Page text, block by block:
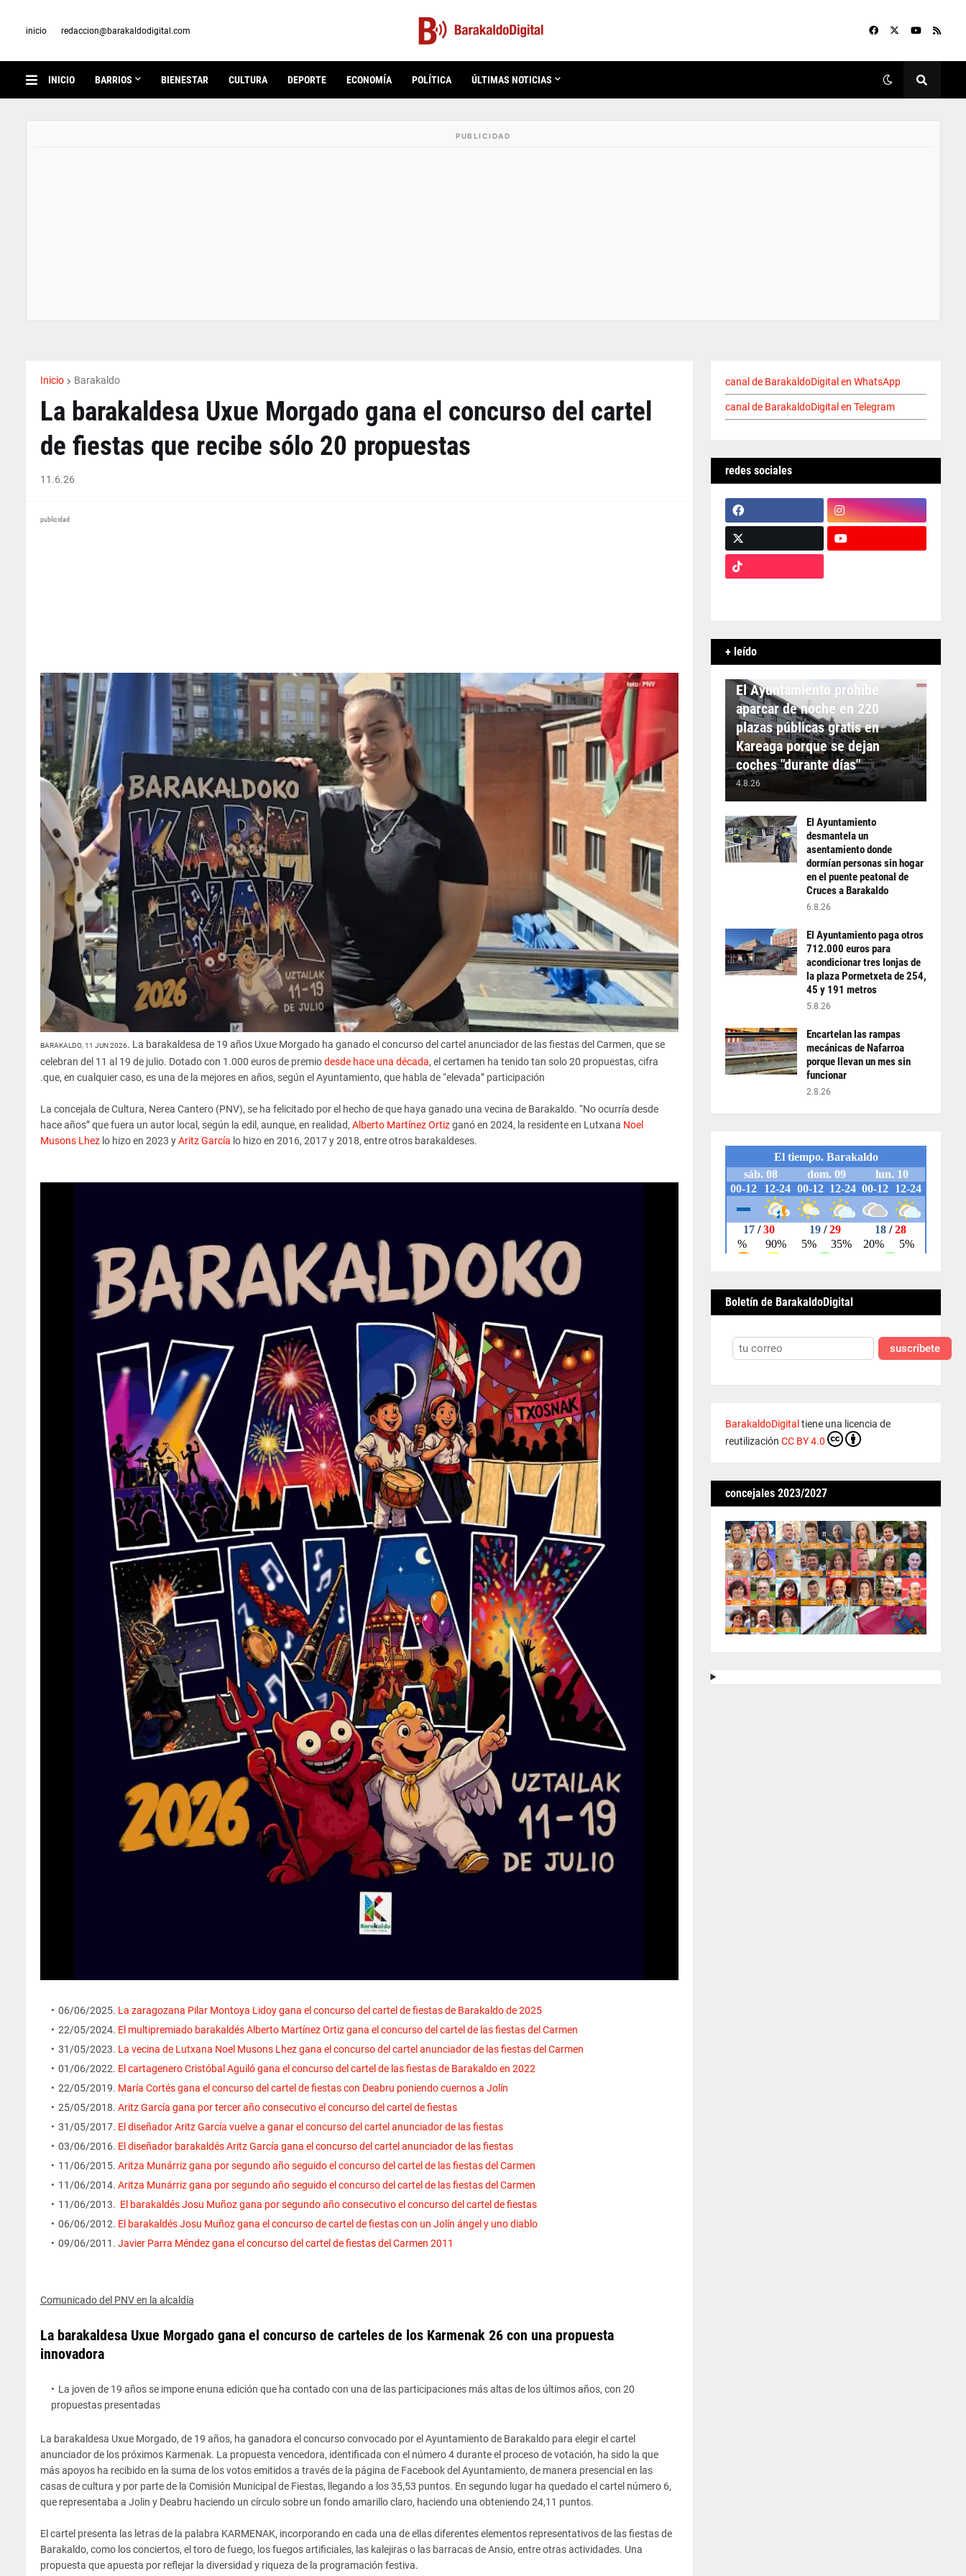
inicio redaccion@barakaldodigital.com
INICIO BARRIOS BIENESTAR CULTURA DEPORTE ECONOMÍA POLÍTICA ÚLTIMAS NOTICIAS
Inicio Barakaldo
La barakaldesa Uxue Morgado gana el concurso del cartel
de fiestas que recibe sólo 20 propuestas
11.6.26
publicidad
BARAKALDO, 11 JUN 2026. La barakaldesa de 19 años Uxue Morgado ha ganado el concurso del cartel anunciador de las fiestas del Carmen, que se
celebran del 11 al 19 de julio. Dotado con 1.000 euros de premiodesde hace una década, el certamen ha tenido tan solo 20 propuestas, cifra
que, en cualquier caso, es una de la mejores en años, según el Ayuntamiento, que habla de “elevada” participación.
La concejala de Cultura, Nerea Cantero (PNV), se ha felicitado por el hecho de que haya ganado una vecina de Barakaldo. “No ocurría desde
hace años” que fuera un autor local, según la edil, aunque, en realidad, Alberto Martínez Ortizganó en 2024, la residente en Lutxana Noel
Musons Lhezlo hizo en 2023 yAritz García lo hizo en 2016, 2017 y 2018, entre otros barakaldeses.
06/06/2025. La zaragozana Pilar Montoya Lidoy gana el concurso del cartel de fiestas de Barakaldo de 2025
22/05/2024. El multipremiado barakaldés Alberto Martínez Ortiz gana el concurso del cartel de las fiestas del Carmen
31/05/2023. La vecina de Lutxana Noel Musons Lhez gana el concurso del cartel anunciador de las fiestas del Carmen
01/06/2022. El cartagenero Cristóbal Aguiló gana el concurso del cartel de las fiestas de Barakaldo en 2022
22/05/2019. María Cortés gana el concurso del cartel de fiestas con Deabru poniendo cuernos a Jolín
25/05/2018. Aritz García gana por tercer año consecutivo el concurso del cartel de fiestas
31/05/2017. El diseñador Aritz García vuelve a ganar el concurso del cartel anunciador de las fiestas
03/06/2016. El diseñador barakaldés Aritz García gana el concurso del cartel anunciador de las fiestas
11/06/2015. Aritza Munárriz gana por segundo año seguido el concurso del cartel de las fiestas del Carmen
11/06/2014. Aritza Munárriz gana por segundo año seguido el concurso del cartel de las fiestas del Carmen
11/06/2013. El barakaldés Josu Muñoz gana por segundo año consecutivo el concurso del cartel de fiestas
06/06/2012. El barakaldés Josu Muñoz gana el concurso de cartel de fiestas con un Jolín ángel y uno diablo
09/06/2011. Javier Parra Méndez gana el concurso del cartel de fiestas del Carmen 2011
Comunicado del PNV en la alcaldía
La barakaldesa Uxue Morgado gana el concurso de carteles de los Karmenak 26 con una propuesta
innovadora
La joven de 19 años se impone enuna edición que ha contado con una de las participaciones más altas de los últimos años, con 20
propuestas presentadas
La barakaldesa Uxue Morgado, de 19 años, ha ganadora el concurso convocado por el Ayuntamiento de Barakaldo para elegir el cartel
anunciador de los próximos Karmenak. La propuesta vencedora, identificada con el número 4 durante el proceso de votación, ha sido la que
más apoyos ha recibido en la suma de los votos emitidos a través de la página de Facebook del Ayuntamiento, de manera presencial en las
casas de cultura y por parte de la Comisión Municipal de Fiestas, llegando a los 35,53 puntos. En segundo lugar ha quedado el cartel número 6,
que representaba a Jolin y Deabru haciendo un círculo sobre un fondo amarillo claro, haciendo una obteniendo 24,11 puntos.
El cartel presenta las letras de la palabra KARMENAK, incorporando en cada una de ellas diferentes elementos representativos de las fiestas de
Barakaldo, como los conciertos, el toro de fuego, los fuegos artificiales, las kalejiras o las barracas de Ansio, entre otras actividades. Una
propuesta que apuesta por reflejar la diversidad y riqueza de la programación festiva.
canal de BarakaldoDigital en WhatsApp
canal de BarakaldoDigital en Telegram
redes sociales
+ leído
APARCAMIENTO
El Ayuntamiento prohíbe
aparcar de noche en 220
plazas públicas gratis en
Kareaga porque se dejan
coches "durante días"
4.8.26
El Ayuntamiento
desmantela un
asentamiento donde
dormían personas sin hogar
en el puente peatonal de
Cruces a Barakaldo
6.8.26
El Ayuntamiento paga otros
712.000 euros para
acondicionar tres lonjas de
la plaza Pormetxeta de 254,
45 y 191 metros
5.8.26
Encartelan las rampas
mecánicas de Nafarroa
porque llevan un mes sin
funcionar
2.8.26
Boletín de BarakaldoDigital
suscríbete
BarakaldoDigital tiene una licencia de
reutilización CC BY 4.0
concejales 2023/2027